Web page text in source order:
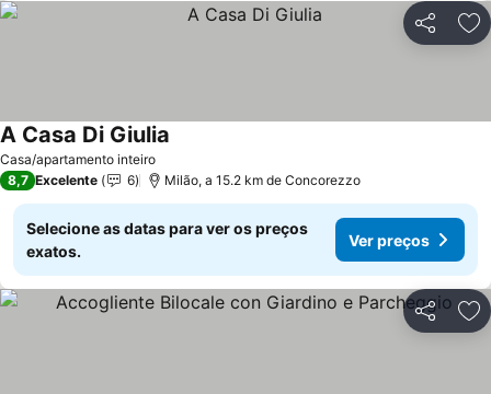
Partilhar
Casa/apartamento inteiro
A Casa Di Giulia
8,7 Excelente 6 Milão, a 15.2 km de Concorezzo
Selecione as datas para ver os preços
exatos.
Ver preços
Partilhar